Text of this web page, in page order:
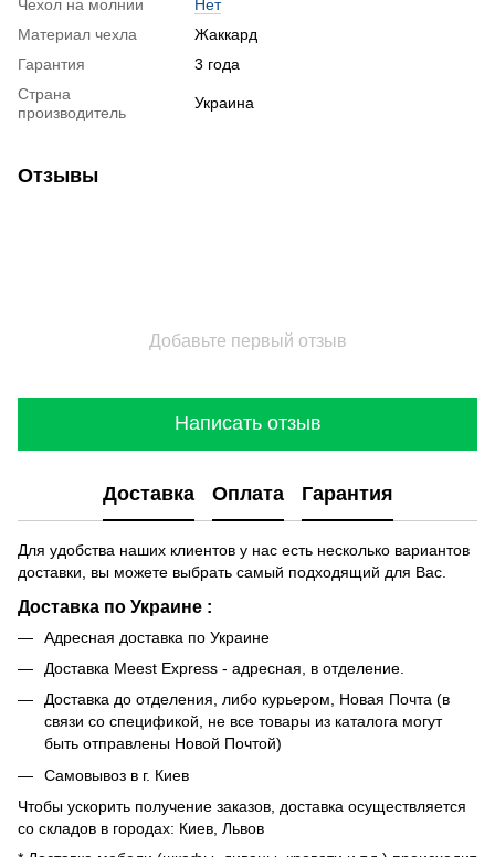
Чехол на молнии
Нет
Материал чехла
Жаккард
Гарантия
3 года
Страна
производитель
Украина
Отзывы
Добавьте первый отзыв
Написать отзыв
Доставка Оплата Гарантия
Для удобства наших клиентов у нас есть несколько вариантов
доставки, вы можете выбрать самый подходящий для Вас.
Доставка по Украине :
Адресная доставка по Украине
Доставка Meest Express - адресная, в отделение.
Доставка до отделения, либо курьером, Новая Почта (в
связи со спецификой, не все товары из каталога могут
быть отправлены Новой Почтой)
Самовывоз в г. Киев
Чтобы ускорить получение заказов, доставка осуществляется
со складов в городах: Киев, Львов